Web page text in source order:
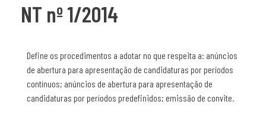
NT nº 1/2014
Define os procedimentos a adotar no que respeita a: anúncios
de abertura para apresentação de candidaturas por períodos
contínuos; anúncios de abertura para apresentação de
candidaturas por períodos predefinidos; emissão de convite.